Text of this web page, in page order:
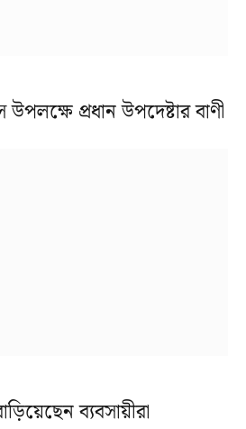
প্রধান উপদেষ্টার বাণী
ব্যবসায়ীরা